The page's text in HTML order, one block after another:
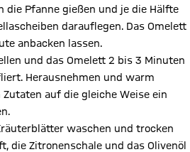
die Pfanne gießen und je die Hälfte
darauflegen. Das Omelett
anbacken lassen.
und das Omelett 2 bis 3 Minuten
Herausnehmen und warm
auf die gleiche Weise ein
waschen und trocken
die Zitronenschale und das Olivenöl